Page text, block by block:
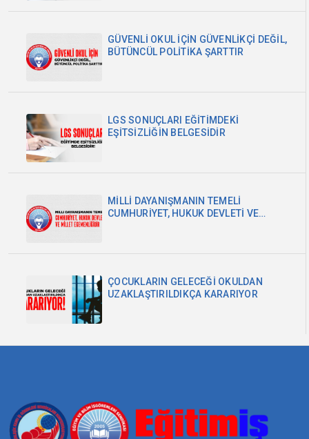
GÜVENLİ OKUL İÇİN GÜVENLİKÇİ DEĞİL,
BÜTÜNCÜL POLİTİKA ŞARTTIR
LGS SONUÇLARI EĞİTİMDEKİ
EŞİTSİZLİĞİN BELGESİDİR
MİLLİ DAYANIŞMANIN TEMELİ
CUMHURİYET, HUKUK DEVLETİ VE
ÇOCUKLARIN GELECEĞİ OKULDAN
UZAKLAŞTIRILDIKÇA KARARIYOR